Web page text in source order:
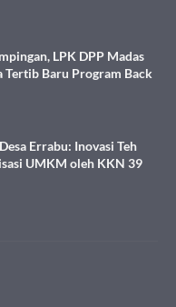
LPK DPP Madas
Tertib Baru Program Back
Errabu: Inovasi Teh
UMKM oleh KKN 39